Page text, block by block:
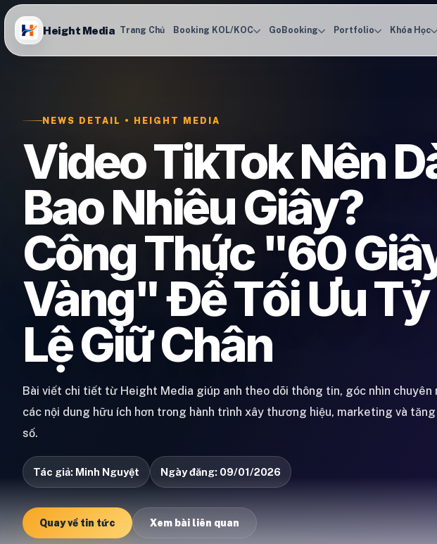
Height Media Trang Chủ Booking KOL/KOC GoBooking Portfolio Khóa Học
NEWS DETAIL • HEIGHT MEDIA
Video TikTok Nên
Bao Nhiêu Giây?
Công Thức "60
Vàng" Để Tối Ưu Tỷ
Lệ Giữ Chân
Bài viết chi tiết từ Height Media giúp anh theo dõi thông tin, góc nhìn chuyên
các nội dung hữu ích hơn trong hành trình xây thương hiệu, marketing và
số.
Tác giả: Minh Nguyệt Ngày đăng: 09/01/2026
Quay về tin tức Xem bài liên quan